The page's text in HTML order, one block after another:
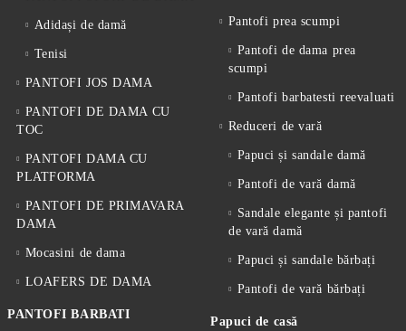
Adidași de damă
Tenisi
PANTOFI JOS DAMA
PANTOFI DE DAMA CU
TOC
PANTOFI DAMA CU
PLATFORMA
PANTOFI DE PRIMAVARA
DAMA
Mocasini de dama
LOAFERS DE DAMA
PANTOFI BARBATI
Pantofi prea scumpi
Pantofi de dama prea
scumpi
Pantofi barbatesti reevaluati
Reduceri de vară
Papuci și sandale damă
Pantofi de vară damă
Sandale elegante și pantofi
de vară damă
Papuci și sandale bărbați
Pantofi de vară bărbați
Papuci de casă